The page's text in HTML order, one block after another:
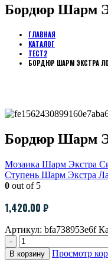
Бордюр Шарм
ГЛАВНАЯ
КАТАЛОГ
ТЕСТ2
БОРДЮР ШАРМ ЭКСТРА
Бордюр Шарм
Мозаика Шарм Экстра
Ступень Шарм Экстра
0 out of 5
1,420.00 ₽
Артикул: bfa738953e6f
-
В корзину
Просмотр